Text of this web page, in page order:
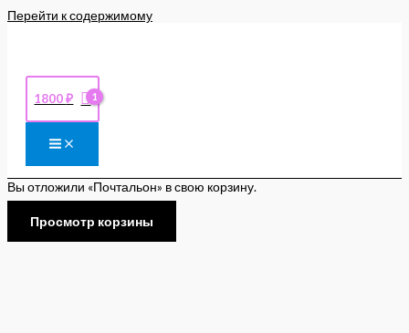
Перейти к содержимому
1800₽
Вы отложили «Почтальон» в свою корзину.
Просмотр корзины